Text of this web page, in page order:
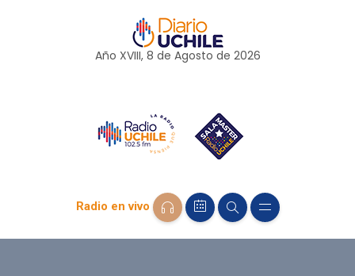
Año XVIII, 8 de Agosto de 2026
Radio en vivo